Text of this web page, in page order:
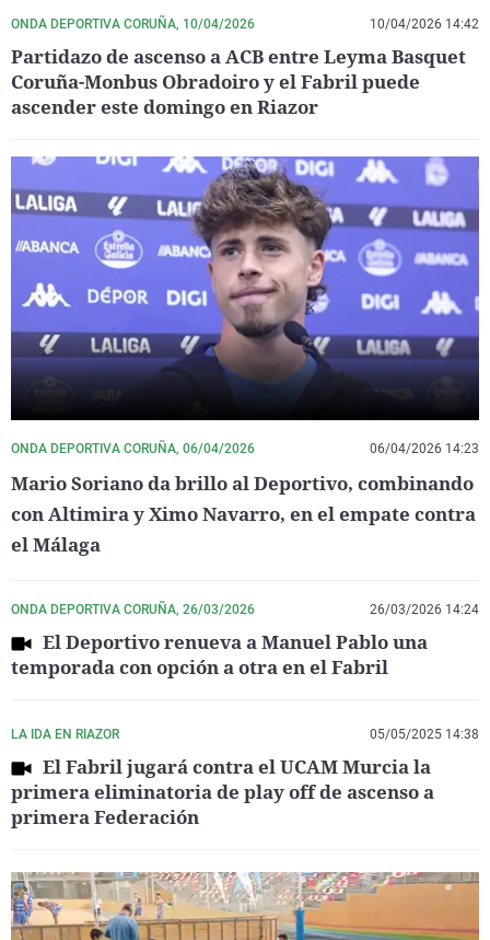
ONDA DEPORTIVA CORUÑA, 10/04/2026 10/04/2026 14:42
Partidazo de ascenso a ACB entre Leyma Basquet
Coruña-Monbus Obradoiro y el Fabril puede
ascender este domingo en Riazor
ONDA DEPORTIVA CORUÑA, 06/04/2026 06/04/2026 14:23
Mario Soriano da brillo al Deportivo, combinando
con Altimira y Ximo Navarro, en el empate contra
el Málaga
ONDA DEPORTIVA CORUÑA, 26/03/2026 26/03/2026 14:24
El Deportivo renueva a Manuel Pablo una
temporada con opción a otra en el Fabril
LA IDA EN RIAZOR 05/05/2025 14:38
El Fabril jugará contra el UCAM Murcia la
primera eliminatoria de play off de ascenso a
primera Federación